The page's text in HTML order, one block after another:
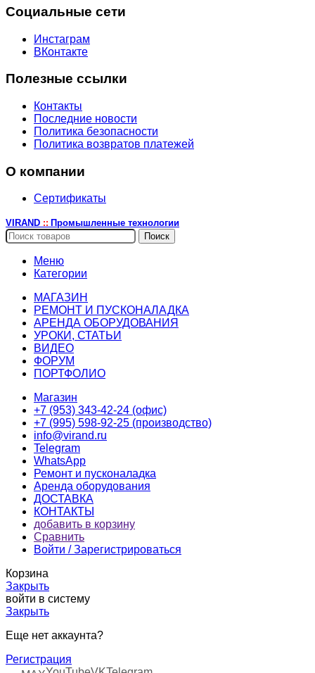
Социальные сети
Инстаграм
ВКонтакте
Полезные ссылки
Контакты
Последние новости
Политика безопасности
Политика возвратов платежей
О компании
Сертификаты
VIRAND :: Промышленные технологии
Поиск
Меню
Категории
МАГАЗИН
РЕМОНТ И ПУСКОНАЛАДКА
АРЕНДА ОБОРУДОВАНИЯ
УРОКИ, СТАТЬИ
ВИДЕО
ФОРУМ
ПОРТФОЛИО
Магазин
+7 (953) 343-42-24 (офис)
+7 (995) 598-92-25 (производство)
info@virand.ru
Telegram
WhatsApp
Ремонт и пусконаладка
Аренда оборудования
ДОСТАВКА
КОНТАКТЫ
добавить в корзину
Сравнить
Войти / Зарегистрироваться
Корзина
Закрыть
войти в систему
Закрыть
Еще нет аккаунта?
Регистрация